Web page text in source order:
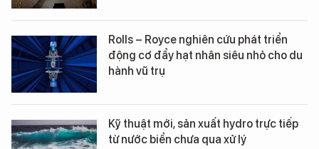
Rolls – Royce nghiên cứu phát triển
động cơ đẩy hạt nhân siêu nhỏ cho du
hành vũ trụ
Kỹ thuật mới, sản xuất hydro trực tiếp
từ nước biển chưa qua xử lý